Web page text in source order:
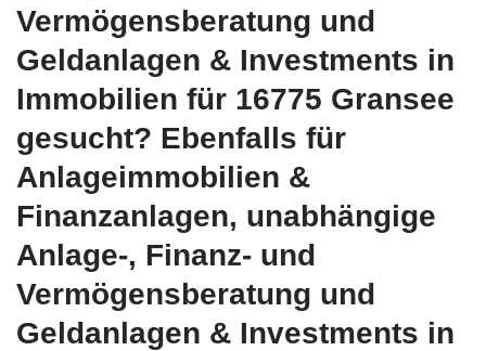
Vermögensberatung und
Geldanlagen & Investments in
Immobilien für 16775 Gransee
gesucht? Ebenfalls für
Anlageimmobilien &
Finanzanlagen, unabhängige
Anlage-, Finanz- und
Vermögensberatung und
Geldanlagen & Investments in